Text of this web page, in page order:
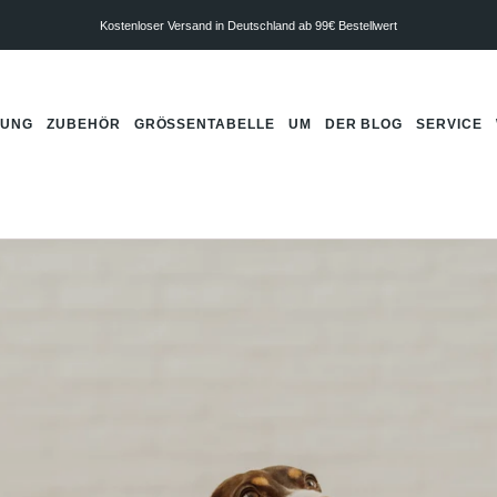
Kostenloser Versand in Deutschland ab 99€ Bestellwert
ZUBEHÖR GRÖSSENTABELLE UM DER BLOG SERVICE